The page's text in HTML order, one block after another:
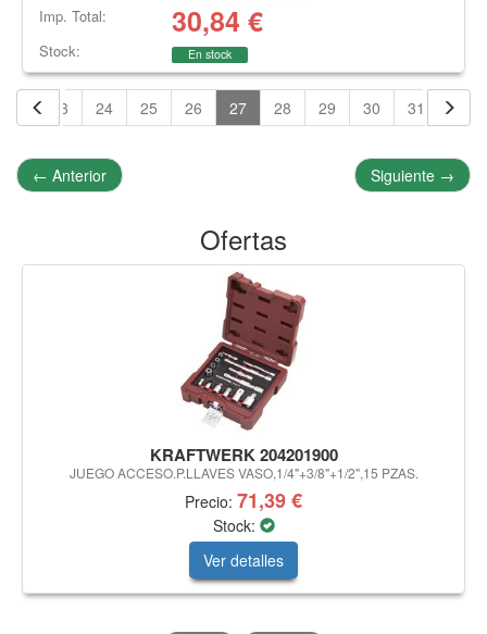
Imp. Total: 30,84 €
Stock: En stock
23 24 25 26 27 28 29 30 31 32
← Anterior Siguiente →
Ofertas
KRAFTWERK 204201900
JUEGO ACCESO.P.LLAVES VASO,1/4"+3/8"+1/2",15 PZAS.
Precio: 71,39 €
Stock:
Ver detalles